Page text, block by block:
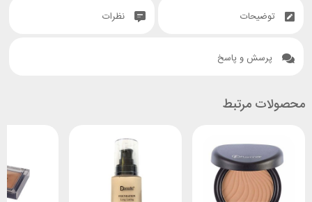
توضیحات نظرات
پرسش و پاسخ
محصولات مرتبط